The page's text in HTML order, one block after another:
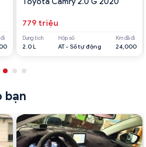
đi
779 triệu
Dung tích
2.0 L
Hộp số
AT - Số tự động
Km đã đi
24,000
bạn